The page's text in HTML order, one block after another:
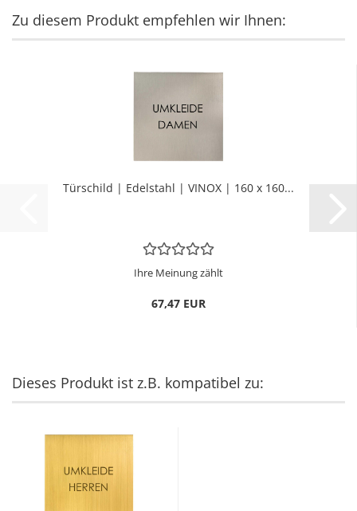
Zu diesem Produkt empfehlen wir Ihnen:
Tür­schild | Edel­stahl | VINOX | 160 x 160...
Ihre Meinung zählt
67,47 EUR
Dieses Produkt ist z.B. kompatibel zu: